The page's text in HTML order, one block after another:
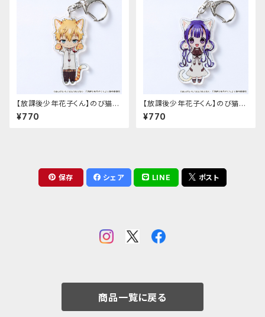
【放課後少年花子くん】のび猫ア
クリルキーホルダー（源 輝）
¥770
【放課後少年花子くん】のび猫ア
クリルキーホルダー（赤根 葵）
¥770
保存 シェア LINE ポスト
商品一覧に戻る